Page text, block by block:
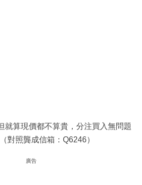
就算現價都不算貴，分注買入無問題
對照龔成信箱：Q6246）
廣告